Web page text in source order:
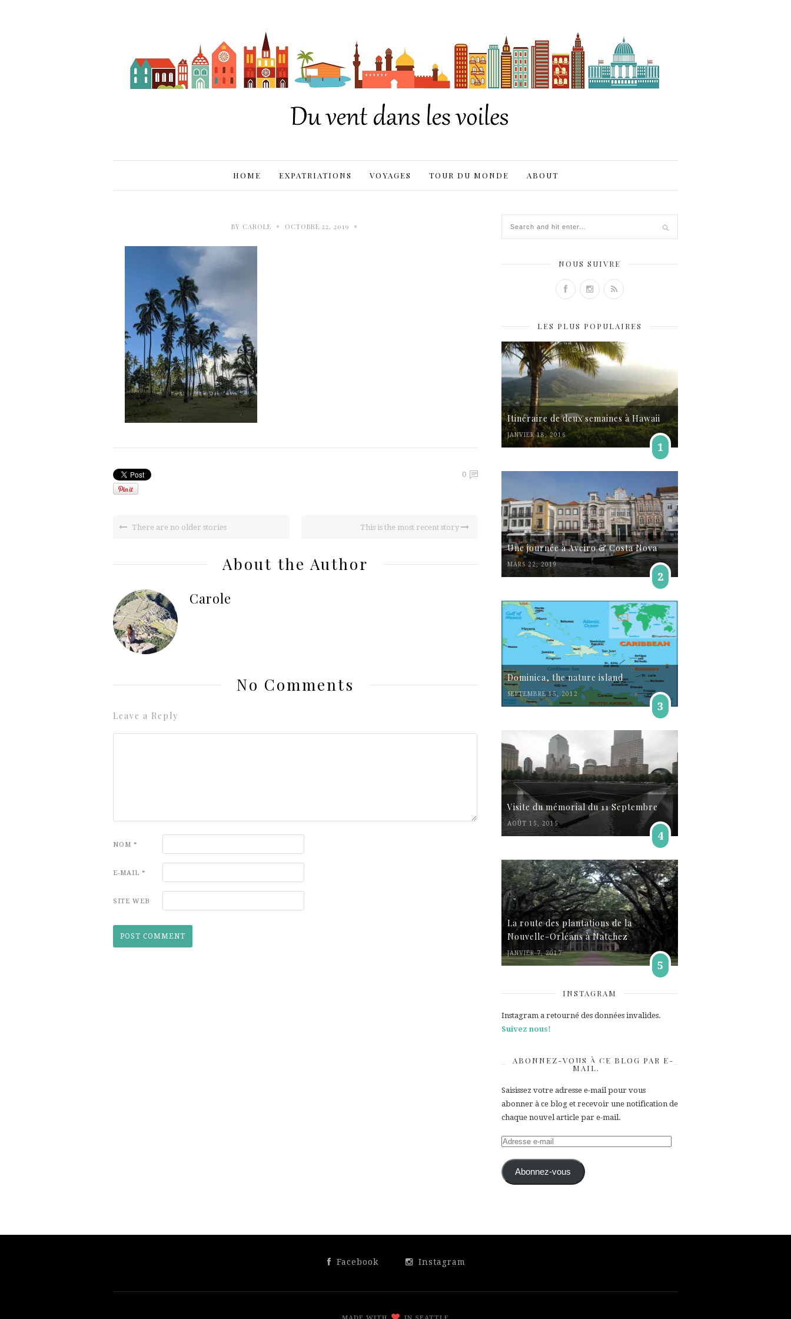
HOME EXPATRIATIONS VOYAGES TOUR DU MONDE ABOUT
BY CAROLE • OCTOBRE 22, 2019 •
0
There are no older stories This is the most recent story
About the Author
Carole
No Comments
Leave a Reply
NOM *
E-MAIL *
SITE WEB
NOUS SUIVRE
LES PLUS POPULAIRES
Itinéraire de deux semaines à Hawaii
JANVIER 18, 2016
1
Une journée à Aveiro & Costa Nova
MARS 22, 2019
2
Dominica, the nature island
SEPTEMBRE 15, 2012
3
Visite du mémorial du 11 Septembre
AOÛT 15, 2015
4
La route des plantations de la
Nouvelle-Orléans à Natchez
JANVIER 7, 2017
5
INSTAGRAM
Instagram a retourné des données invalides.
Suivez nous!
ABONNEZ-VOUS À CE BLOG PAR E-
MAIL.
Saisissez votre adresse e-mail pour vous
abonner à ce blog et recevoir une notification de
chaque nouvel article par e-mail.
Adresse
mail Abonnez-vous
Facebook Instagram